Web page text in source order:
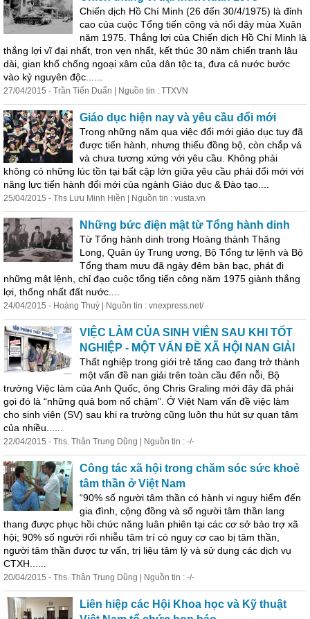
Chiến dịch Hồ Chí Minh (26 đến 30/4/1975) là đỉnh
cao của cuộc Tổng tiến công và nổi dậy mùa Xuân
năm 1975. Thắng lợi của Chiến dịch Hồ Chí Minh là
thắng lợi vĩ đại nhất, trọn vẹn nhất, kết thúc 30 năm chiến tranh lâu
dài, gian khổ chống ngoại xâm của dân tộc ta, đưa cả nước bước
vào kỷ nguyên độc......
27/04/2015 - Trần Tiến Duẩn | Nguồn tin : TTXVN
Giáo dục hiện nay và yêu cầu đổi mới
Trong những năm qua việc đổi mới giáo dục tuy đã
được tiến hành, nhưng thiếu đồng bộ, còn chắp vá
và chưa tương xứng với yêu cầu. Không phải
không có những lúc tồn tại bất cập lớn giữa yêu cầu phải đổi mới với
năng lực tiến hành đổi mới của ngành Giáo dục & Đào tạo....
25/04/2015 - Ths Lưu Minh Hiền | Nguồn tin : vusta.vn
Những bức điện mật từ Tổng hành dinh
Từ Tổng hành dinh trong Hoàng thành Thăng
Long, Quân ủy Trung ương, Bộ Tổng tư lệnh và Bộ
Tổng tham mưu đã ngày đêm bàn bạc, phát đi
những mật lệnh, chỉ đạo cuộc tổng tiến công năm 1975 giành thắng
lợi, thống nhất đất nước....
24/04/2015 - Hoàng Thuỳ | Nguồn tin : vnexpress.net/
VIỆC LÀM CỦA SINH VIÊN SAU KHI TỐT
NGHIỆP - MỘT VẤN ĐỀ XÃ HỘI NAN GIẢI
Thất nghiệp trong giới trẻ tăng cao đang trở thành
một vấn đề nan giải trên toàn cầu đến nỗi, Bộ
trưởng Việc làm của Anh Quốc, ông Chris Graling mới đây đã phải
gọi đó là “những quả bom nổ chậm”. Ở Việt Nam vấn đề việc làm
cho sinh viên (SV) sau khi ra trường cũng luôn thu hút sự quan tâm
của nhiều......
22/04/2015 - Ths. Thân Trung Dũng | Nguồn tin : -/-
Công tác xã hội trong chăm sóc sức khoẻ
tâm thần ở Việt Nam
“90% số người tâm thần có hành vi nguy hiểm đến
gia đình, cộng đồng và số người tâm thần lang
thang được phục hồi chức năng luân phiên tại các cơ sở bảo trợ xã
hội; 90% số người rối nhiễu tâm trí có nguy cơ cao bị tâm thần,
người tâm thần được tư vấn, trị liệu tâm lý và sử dụng các dịch vụ
CTXH......
20/04/2015 - Ths. Thân Trung Dũng | Nguồn tin : -/-
Liên hiệp các Hội Khoa học và Kỹ thuật